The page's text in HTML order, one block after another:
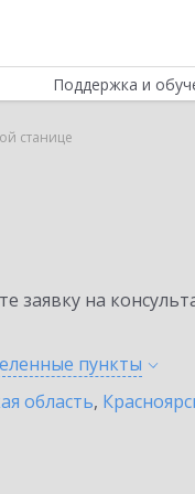
Поддержка и
станице
заявку на
пункты
область,